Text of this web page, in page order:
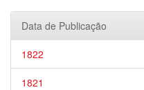
Data de Publicação
1822
1821